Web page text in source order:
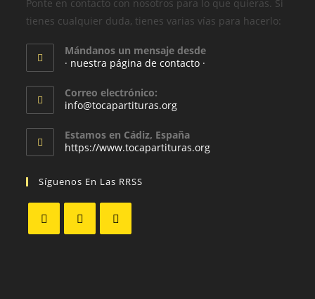
Ponte en contacto con nosotros para lo que quieras. Si
tienes cualquier duda, tienes varias vías para hacerlo:
Mándanos un mensaje desde
· nuestra página de contacto ·
Correo electrónico:
info@tocapartituras.org
Estamos en Cádiz, España
https://www.tocapartituras.org
Síguenos En Las RRSS